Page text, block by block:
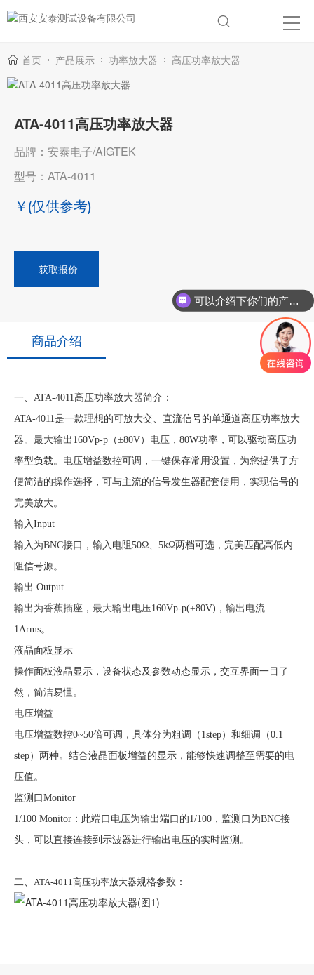
首页 产品展示 功率放大器 高压功率放大器
ATA-4011高压功率放大器
品牌：安泰电子/AIGTEK
型号：ATA-4011
￥ (仅供参考)
获取报价
商品介绍
一、ATA-4011高压功率放大器简介：
ATA-4011是一款理想的可放大交、直流信号的单通道高压功率放大
器。最大输出160Vp-p（±80V）电压，80W功率，可以驱动高压功
率型负载。电压增益数控可调，一键保存常用设置，为您提供了方
便简洁的操作选择，可与主流的信号发生器配套使用，实现信号的
完美放大。
输入Input
输入为BNC接口，输入电阻50Ω、5kΩ两档可选，完美匹配高低内
阻信号源。
输出 Output
输出为香蕉插座，最大输出电压160Vp-p(±80V)，输出电流
1Arms。
液晶面板显示
操作面板液晶显示，设备状态及参数动态显示，交互界面一目了
然，简洁易懂。
电压增益
电压增益数控0~50倍可调，具体分为粗调（1step）和细调（0.1
step）两种。结合液晶面板增益的显示，能够快速调整至需要的电
压值。
监测口Monitor
1/100 Monitor：此端口电压为输出端口的1/100，监测口为BNC接
头，可以直接连接到示波器进行输出电压的实时监测。
二、 ATA-4011高压功率放大器规格参数：
可以介绍下你们的产品么？